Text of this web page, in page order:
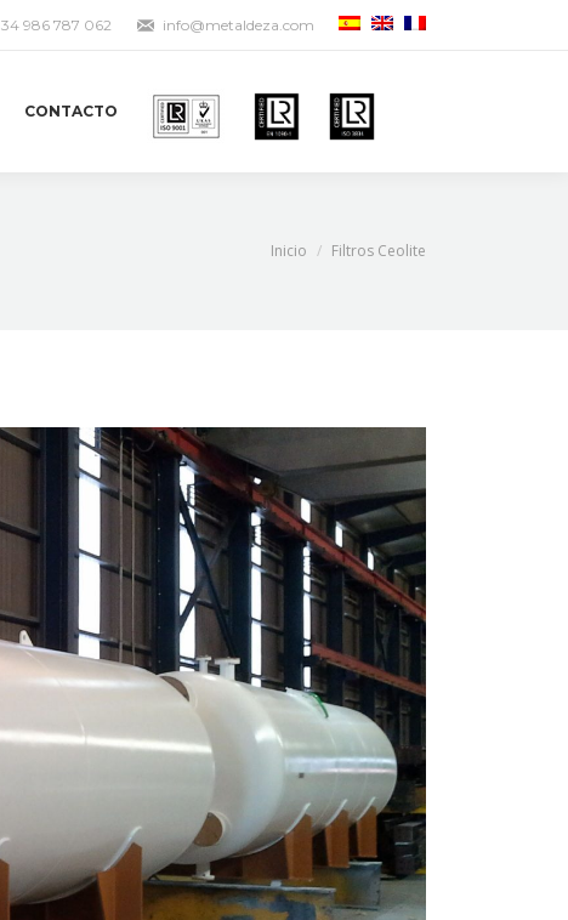
34 986 787 062 info@metaldeza.com
CONTACTO
Inicio Filtros Ceolite